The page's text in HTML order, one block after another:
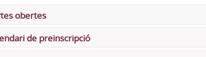
obertes
de preinscripció